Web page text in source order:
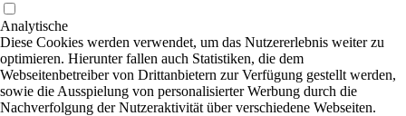
Analytische
Diese Cookies werden verwendet, um das Nutzererlebnis weiter zu
optimieren. Hierunter fallen auch Statistiken, die dem
Webseitenbetreiber von Drittanbietern zur Verfügung gestellt werden,
sowie die Ausspielung von personalisierter Werbung durch die
Nachverfolgung der Nutzeraktivität über verschiedene Webseiten.